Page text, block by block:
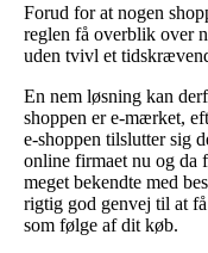
Forud for at nogen
reglen få overblik over
uden tvivl et
En nem løsning kan
shoppen er e-mærket,
e-shoppen tilslutter sig
online firmaet nu og da
meget bekendte med
rigtig god genvej til at
som følge af dit køb.